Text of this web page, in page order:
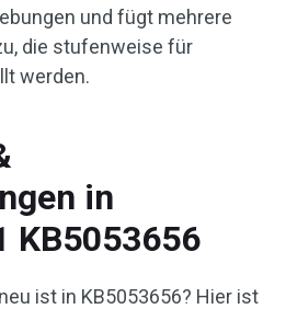
und fügt mehrere
die stufenweise für
werden.
in
KB5053656
ist in KB5053656? Hier ist